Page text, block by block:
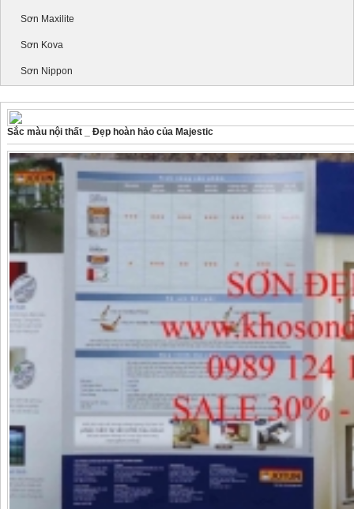
Sơn Maxilite
Sơn Kova
Sơn Nippon
Sắc màu nội thất _ Đẹp hoàn hảo của Majestic